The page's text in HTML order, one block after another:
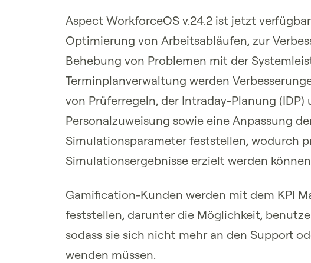
Aspect WorkforceOS v.24.2 ist jetzt
Optimierung von Arbeitsabläufen, zur
Behebung von Problemen mit der
Terminplanverwaltung werden
von Prüferregeln, der Intraday-Planung
Personalzuweisung sowie eine Anpassung
Simulationsparameter feststellen, wodurch
Simulationsergebnisse erzielt werden
Gamification-Kunden werden mit dem KPI
feststellen, darunter die Möglichkeit,
sodass sie sich nicht mehr an den Support
wenden müssen.